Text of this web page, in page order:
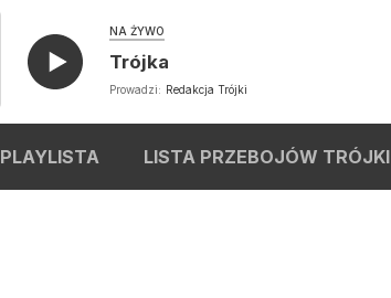
NA ŻYWO
Trójka
Prowadzi: Redakcja Trójki
PLAYLISTA LISTA PRZEBOJÓW TRÓJKI